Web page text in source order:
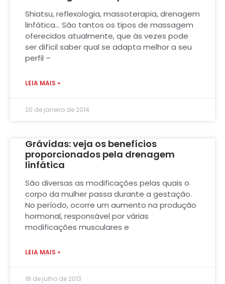
Shiatsu, reflexologia, massoterapia, drenagem
linfática… São tantos os tipos de massagem
oferecidos atualmente, que às vezes pode
ser difícil saber qual se adapta melhor a seu
perfil –
LEIA MAIS »
20 de janeiro de 2014
Grávidas: veja os benefícios
proporcionados pela drenagem
linfática
São diversas as modificações pelas quais o
corpo da mulher passa durante a gestação.
No período, ocorre um aumento na produção
hormonal, responsável por várias
modificações musculares e
LEIA MAIS »
18 de julho de 2013